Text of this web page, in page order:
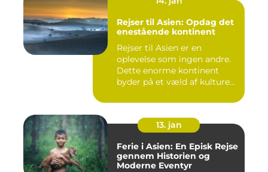
Rejser til Asien: Opdag det
enestående kontinent
Rejser til Asien er en
oplevelse som ingen andre.
Dette enorme kontinent
byder på et væld af kulture...
13. jan
Ferie i Asien: En Episk Rejse
gennem Historien og
Moderne Eventyr